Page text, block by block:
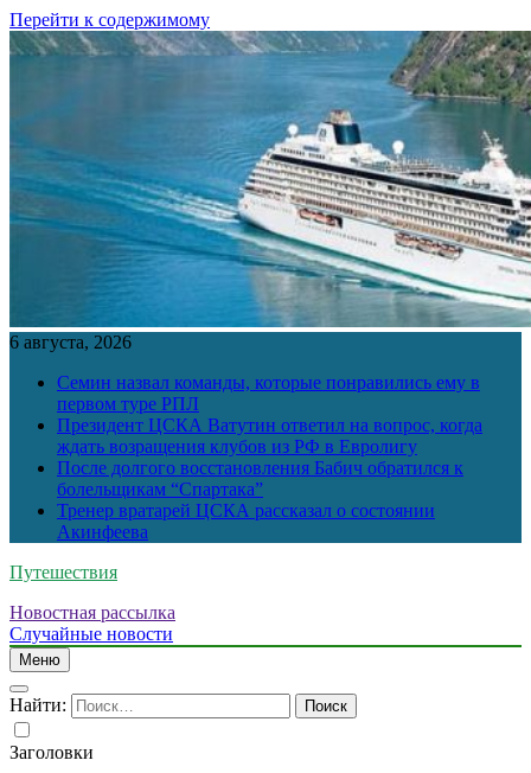
Перейти к содержимому
6 августа, 2026
Семин назвал команды, которые понравились ему в
первом туре РПЛ
Президент ЦСКА Ватутин ответил на вопрос, когда
ждать возращения клубов из РФ в Евролигу
После долгого восстановления Бабич обратился к
болельщикам “Спартака”
Тренер вратарей ЦСКА рассказал о состоянии
Акинфеева
Путешествия
Новостная рассылка
Случайные новости
Меню
Найти:
Заголовки